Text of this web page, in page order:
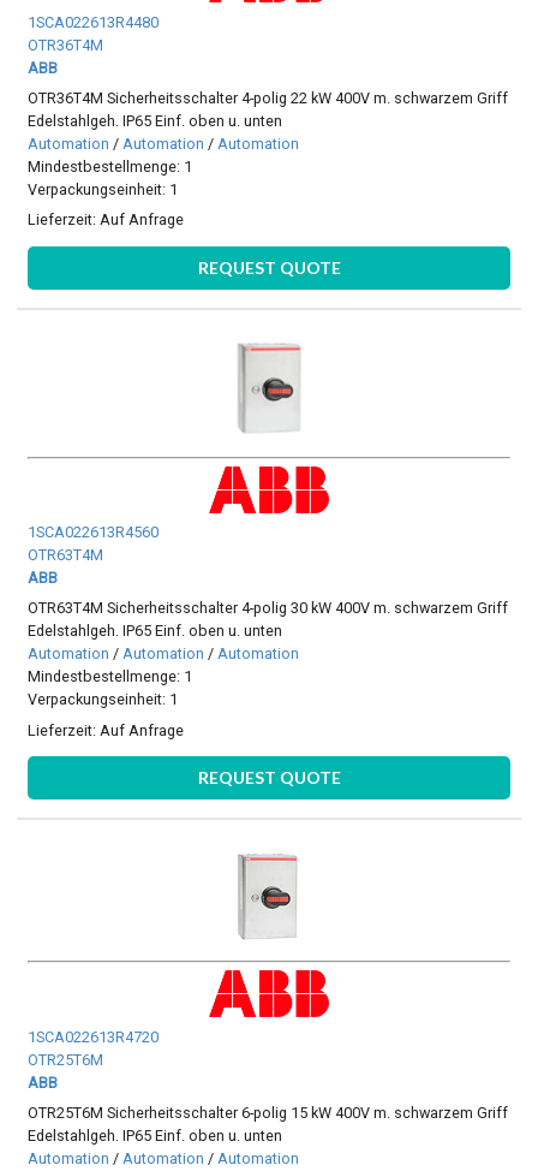
1SCA022613R4480
OTR36T4M
ABB
OTR36T4M Sicherheitsschalter 4-polig 22 kW 400V m. schwarzem Griff
Edelstahlgeh. IP65 Einf. oben u. unten
Automation / Automation / Automation
Mindestbestellmenge: 1
Verpackungseinheit: 1
Lieferzeit:Auf Anfrage
REQUEST QUOTE
1SCA022613R4560
OTR63T4M
ABB
OTR63T4M Sicherheitsschalter 4-polig 30 kW 400V m. schwarzem Griff
Edelstahlgeh. IP65 Einf. oben u. unten
Automation /Automation /Automation
Mindestbestellmenge: 1
Verpackungseinheit: 1
Lieferzeit: Auf Anfrage
REQUEST QUOTE
1SCA022613R4720
OTR25T6M
ABB
OTR25T6M Sicherheitsschalter 6-polig 15 kW 400V m. schwarzem Griff
Edelstahlgeh. IP65 Einf. oben u. unten
Automation / Automation / Automation